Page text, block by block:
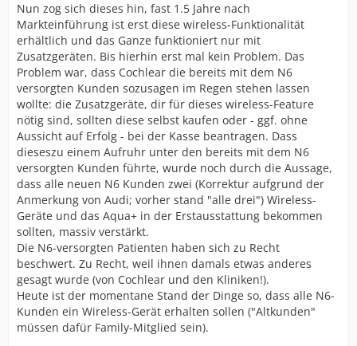
Nun zog sich dieses hin, fast 1.5 Jahre nach
Markteinführung ist erst diese wireless-Funktionalität
erhältlich und das Ganze funktioniert nur mit
Zusatzgeräten. Bis hierhin erst mal kein Problem. Das
Problem war, dass Cochlear die bereits mit dem N6
versorgten Kunden sozusagen im Regen stehen lassen
wollte: die Zusatzgeräte, dir für dieses wireless-Feature
nötig sind, sollten diese selbst kaufen oder - ggf. ohne
Aussicht auf Erfolg - bei der Kasse beantragen. Dass
dieseszu einem Aufruhr unter den bereits mit dem N6
versorgten Kunden führte, wurde noch durch die Aussage,
dass alle neuen N6 Kunden zwei (Korrektur aufgrund der
Anmerkung von Audi; vorher stand "alle drei") Wireless-
Geräte und das Aqua+ in der Erstausstattung bekommen
sollten, massiv verstärkt.
Die N6-versorgten Patienten haben sich zu Recht
beschwert. Zu Recht, weil ihnen damals etwas anderes
gesagt wurde (von Cochlear und den Kliniken!).
Heute ist der momentane Stand der Dinge so, dass alle N6-
Kunden ein Wireless-Gerät erhalten sollen ("Altkunden"
müssen dafür Family-Mitglied sein).